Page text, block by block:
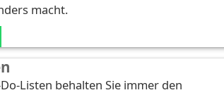
macht.
Listen behalten Sie immer den